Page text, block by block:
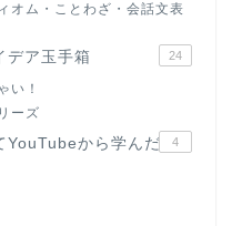
オム・ことわざ・会話文表
デア玉手箱 24
い！
ーズ
YouTubeから学んだ 4